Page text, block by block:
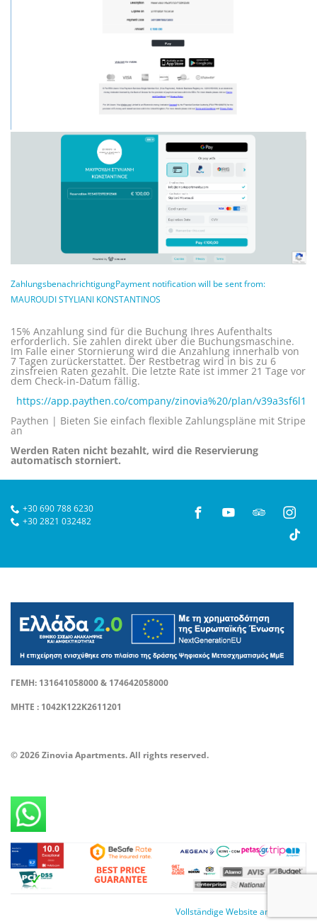
ZahlungsbenachrichtigungPayment notification will be sent from:
MAUROUDI STYLIANI KONSTANTINOS
15% Anzahlung sind für die Buchung Ihres Aufenthalts
erforderlich. Sie zahlen direkt über die Buchungsmaschine.
Im Falle einer Stornierung wird die Anzahlung innerhalb von
7 Tagen zurückerstattet. Der Restbetrag wird in bis zu 6
zinsfreien Raten gezahlt. Die letzte Rate ist immer 21 Tage vor
dem Check-in-Datum fällig.
https://app.paythen.co/company/zinovia%20/plan/v39a3sf6l1
Paythen | Bieten Sie einfach flexible Zahlungspläne mit Stripe
an
Werden Raten nicht bezahlt, wird die Reservierung
automatisch storniert.
+30 690 788 6230
+30 2821 032482
ΓΕΜΗ: 131641058000 & 174642058000
ΜΗΤΕ : 1042Κ122Κ2611201
© 2026 Zinovia Apartments. All rights reserved.
Vollständige Website anzeigen